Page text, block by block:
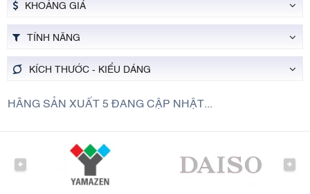
KHOẢNG GIÁ
TÍNH NĂNG
KÍCH THƯỚC - KIỂU DÁNG
HÃNG SẢN XUẤT 5 ĐANG CẬP NHẬT...
PREVIOUS NEXT